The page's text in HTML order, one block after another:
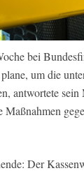
bei
um die
antwortete
Der